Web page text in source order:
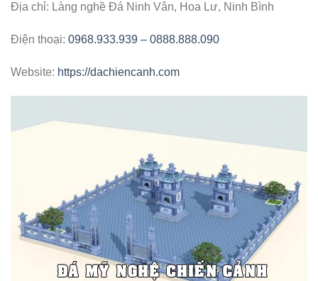
Địa chỉ: Làng nghề Đá Ninh Vân, Hoa Lư, Ninh Bình
Điện thoại: 0968.933.939 – 0888.888.090
Website: https://dachiencanh.com